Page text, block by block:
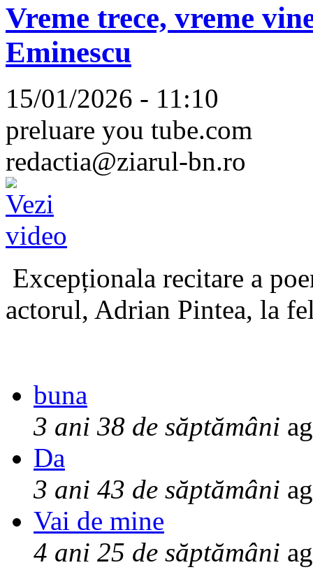
Vreme trece, vreme
Eminescu
15/01/2026 - 11:10
preluare you tube.com
redactia@ziarul-bn.ro
Excepționala recitare a
actorul, Adrian Pintea, la
buna
3 ani 38 de săptămâni
Da
3 ani 43 de săptămâni
Vai de mine
4 ani 25 de săptămâni